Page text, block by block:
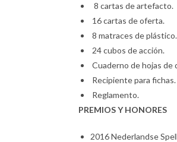
8 cartas de artefacto.
16 cartas de oferta.
8 matraces de plástico.
24 cubos de acción.
Cuaderno de hojas de
Recipiente para fichas.
Reglamento.
PREMIOS Y HONORES
2016 Nederlandse